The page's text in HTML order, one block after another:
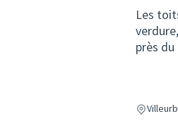
Les
près du